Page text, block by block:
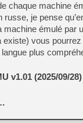
chaque machine
russe, je pense
machine émulé par
existe) vous
plus
v1.01 (2025/09/